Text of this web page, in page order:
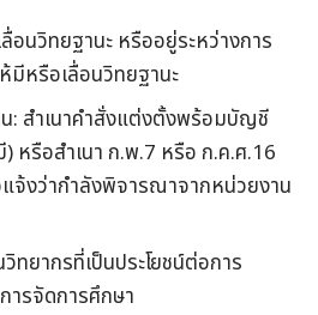
อนวิทยฐานะ หรืออยู่ระหว่างการ
มีหรือเลื่อนวิทยฐานะ
: สําเนาคำสั่งแต่งตั้งพร้อมบัญชี
) หรือสําเนา ก.พ.7 หรือ ก.ค.ศ.16
จ้งว่ากำลังพิจารณาจากหน่วยงาน
ทยากรที่เป็นประโยชน์ต่อการ
ารจัดการศึกษา